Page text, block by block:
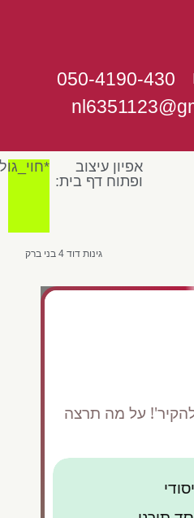
050-4190-430
אפיון עיצוב
ופתוח דף בית:
גינות דוד 4 בני ברק
על מה תרצה